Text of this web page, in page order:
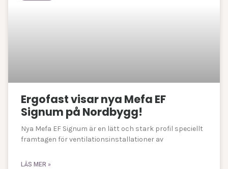
Ergofast visar nya Mefa EF
Signum på Nordbygg!
Nya Mefa EF Signum är en lätt och stark profil speciellt
framtagen för ventilationsinstallationer av
LÄS MER »